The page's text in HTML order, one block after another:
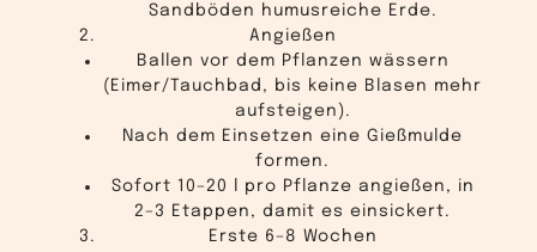
Sandböden humusreiche Erde.
Angießen
Ballen vor dem Pflanzen wässern
(Eimer/Tauchbad, bis keine Blasen mehr
aufsteigen).
Nach dem Einsetzen eine Gießmulde
formen.
Sofort 10–20 l pro Pflanze angießen, in
2–3 Etappen, damit es einsickert.
Erste 6–8 Wochen